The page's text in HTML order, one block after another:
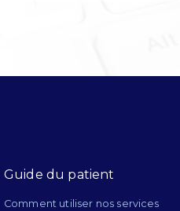
Guide du patient
Comment utiliser nos services